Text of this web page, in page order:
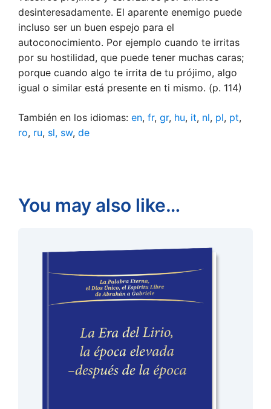
desinteresadamente. El aparente enemigo puede
incluso ser un buen espejo para el
autoconocimiento. Por ejemplo cuando te irritas
por su hostilidad, que puede tener muchas caras;
porque cuando algo te irrita de tu prójimo, algo
igual o similar está presente en ti mismo. (p. 114)
También en los idiomas: en, fr, gr, hu, it, nl, pl, pt,
ro, ru, sl, sw, de
You may also like…